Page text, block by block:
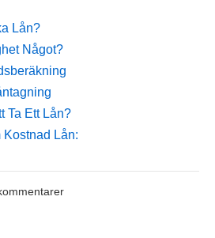
Lån?
Något?
Ta Ett Lån?
Lån:
till